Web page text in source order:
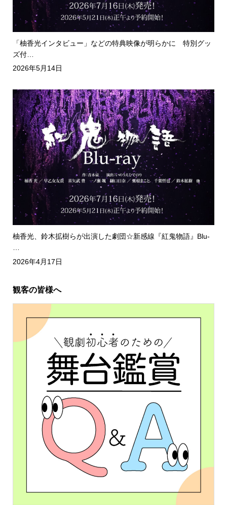
「柚香光インタビュー」などの特典映像が明らかに 特別グッ
ズ付…
2026年5月14日
柚香光、鈴木拡樹らが出演した劇団☆新感線『紅鬼物語』Blu-
2026年4月17日
観客の皆様へ